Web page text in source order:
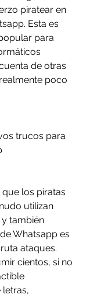
piratear en
Esta es
para
de otras
poco
trucos para
los piratas
utilizan
también
Whatsapp es
ataques.
cientos, si no